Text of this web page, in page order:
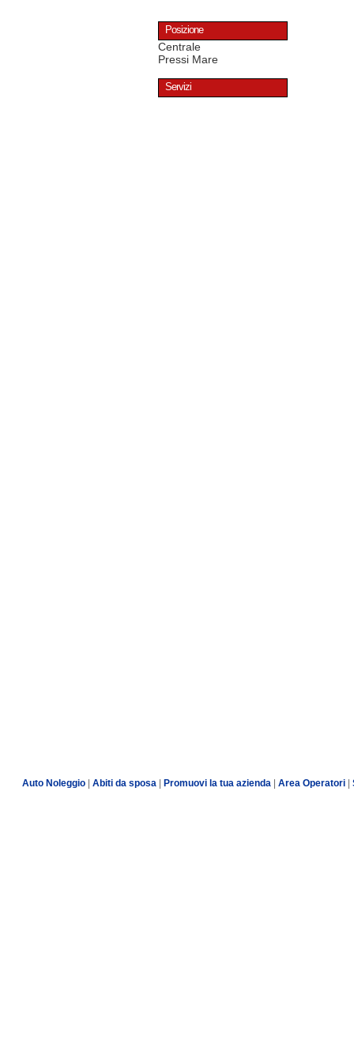
Posizione
Centrale
Pressi Mare
Servizi
Auto Noleggio Abiti da sposa Promuovi la tua azienda Area Operatori